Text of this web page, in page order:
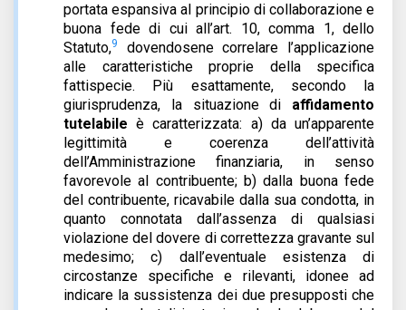
portata espansiva al principio di collaborazione e
buona fede di cui all’art. 10, comma 1, dello
Statuto,9
dovendosene correlare l’applicazione
alle caratteristiche proprie della specifica
fattispecie. Più esattamente, secondo la
giurisprudenza, la situazione di affidamento
tutelabile è caratterizzata: a) da un’apparente
legittimità e coerenza dell’attività
dell’Amministrazione finanziaria, in senso
favorevole al contribuente; b) dalla buona fede
del contribuente, ricavabile dalla sua condotta, in
quanto connotata dall’assenza di qualsiasi
violazione del dovere di correttezza gravante sul
medesimo; c) dall’eventuale esistenza di
circostanze specifiche e rilevanti, idonee ad
indicare la sussistenza dei due presupposti che